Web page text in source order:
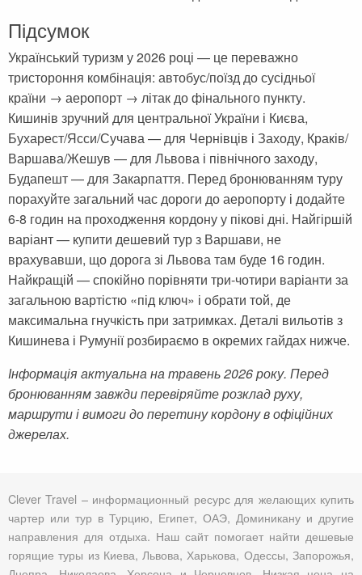
Підсумок
Український туризм у 2026 році — це переважно
тристороння комбінація: автобус/поїзд до сусідньої
країни → аеропорт → літак до фінального пункту.
Кишинів зручний для центральної України і Києва,
Бухарест/Ясси/Сучава — для Чернівців і Заходу, Краків/
Варшава/Жешув — для Львова і північного заходу,
Будапешт — для Закарпаття. Перед бронюванням туру
порахуйте загальний час дороги до аеропорту і додайте
6-8 годин на проходження кордону у пікові дні. Найгіршій
варіант — купити дешевий тур з Варшави, не
врахувавши, що дорога зі Львова там буде 16 годин.
Найкращій — спокійно порівняти три-чотири варіанти за
загальною вартістю «під ключ» і обрати той, де
максимальна гнучкість при затримках. Деталі вильотів з
Кишинева і Румунії розбираємо в окремих гайдах нижче.
Інформація актуальна на травень 2026 року. Перед
бронюванням завжди перевіряйте розклад руху,
маршрути і вимоги до перетину кордону в офіційних
джерелах.
Clever Travel – информационный ресурс для желающих купить
чартер или тур в Турцию, Египет, ОАЭ, Доминикану и другие
направления для отдыха. Наш сайт помогает найти дешевые
горящие туры из Киева, Львова, Харькова, Одессы, Запорожья,